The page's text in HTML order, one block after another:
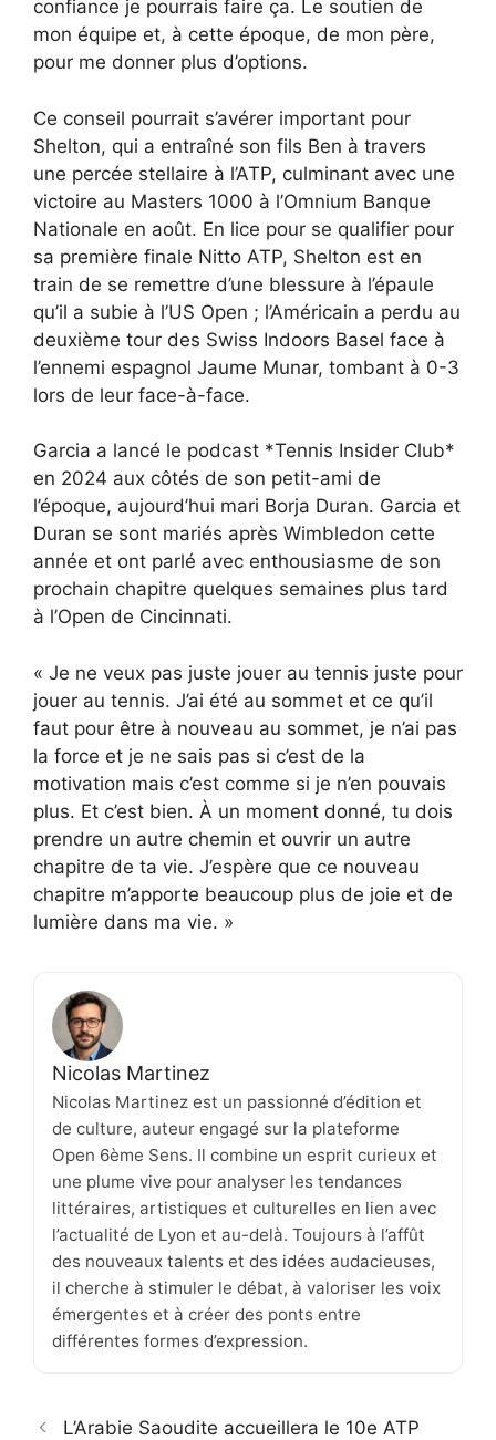
confiance je pourrais faire ça. Le soutien de
mon équipe et, à cette époque, de mon père,
pour me donner plus d’options.
Ce conseil pourrait s’avérer important pour
Shelton, qui a entraîné son fils Ben à travers
une percée stellaire à l’ATP, culminant avec une
victoire au Masters 1000 à l’Omnium Banque
Nationale en août. En lice pour se qualifier pour
sa première finale Nitto ATP, Shelton est en
train de se remettre d’une blessure à l’épaule
qu’il a subie à l’US Open ; l’Américain a perdu au
deuxième tour des Swiss Indoors Basel face à
l’ennemi espagnol Jaume Munar, tombant à 0-3
lors de leur face-à-face.
Garcia a lancé le podcast *Tennis Insider Club*
en 2024 aux côtés de son petit-ami de
l’époque, aujourd’hui mari Borja Duran. Garcia et
Duran se sont mariés après Wimbledon cette
année et ont parlé avec enthousiasme de son
prochain chapitre quelques semaines plus tard
à l’Open de Cincinnati.
« Je ne veux pas juste jouer au tennis juste pour
jouer au tennis. J’ai été au sommet et ce qu’il
faut pour être à nouveau au sommet, je n’ai pas
la force et je ne sais pas si c’est de la
motivation mais c’est comme si je n’en pouvais
plus. Et c’est bien. À un moment donné, tu dois
prendre un autre chemin et ouvrir un autre
chapitre de ta vie. J’espère que ce nouveau
chapitre m’apporte beaucoup plus de joie et de
lumière dans ma vie. »
Nicolas Martinez
Nicolas Martinez est un passionné d’édition et
de culture, auteur engagé sur la plateforme
Open 6ème Sens. Il combine un esprit curieux et
une plume vive pour analyser les tendances
littéraires, artistiques et culturelles en lien avec
l’actualité de Lyon et au-delà. Toujours à l’affût
des nouveaux talents et des idées audacieuses,
il cherche à stimuler le débat, à valoriser les voix
émergentes et à créer des ponts entre
différentes formes d’expression.
L’Arabie Saoudite accueillera le 10e ATP